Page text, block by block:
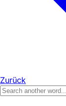
Zurück